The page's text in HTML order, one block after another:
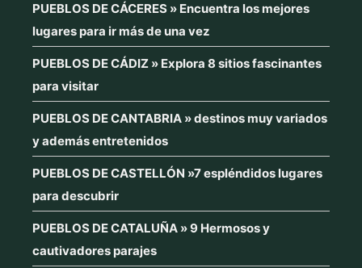
PUEBLOS DE CÁCERES » Encuentra los mejores
lugares para ir más de una vez
PUEBLOS DE CÁDIZ » Explora 8 sitios fascinantes
para visitar
PUEBLOS DE CANTABRIA » destinos muy variados
y además entretenidos
PUEBLOS DE CASTELLÓN »7 espléndidos lugares
para descubrir
PUEBLOS DE CATALUÑA » 9 Hermosos y
cautivadores parajes